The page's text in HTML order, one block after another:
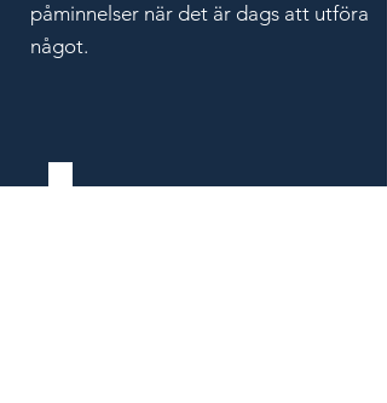
påminnelser när det är dags att utföra
något.